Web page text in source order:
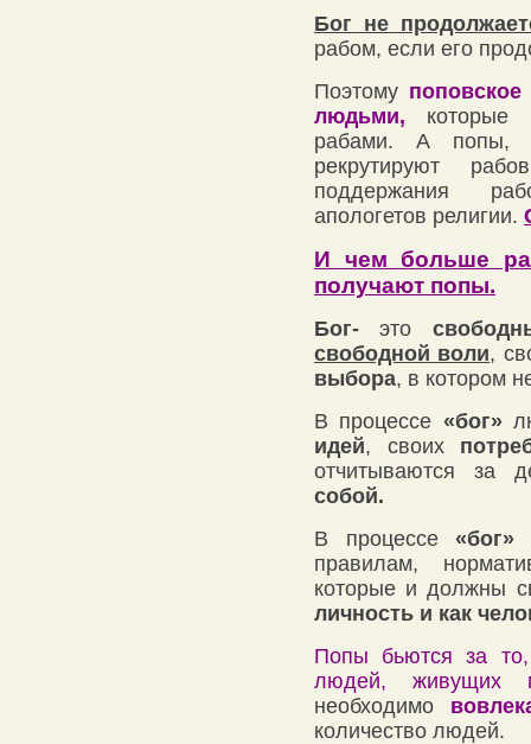
Бог не
рабом, если его
Поэтому
людьми, которые
рабами. А попы,
рекрутируют
поддержания
апологетов религии.
И чем больше
получают попы.
Бог- это
свободной воли,
выбора, в котором
В процессе «бог»
идей, своих
отчитываются за
собой.
В процессе «бог»
правилам,
которые и должны
личность и как
Попы бьются за то,
людей, живущих
необходимо
количество людей.